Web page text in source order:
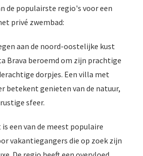
de populairste regio's voor een
privé zwembad:
aan de noord-oostelijke kust
Brava beroemd om zijn prachtige
dorpjes. Een villa met
betekent genieten van de natuur,
sfeer.
is een van de meest populaire
vakantiegangers die op zoek zijn